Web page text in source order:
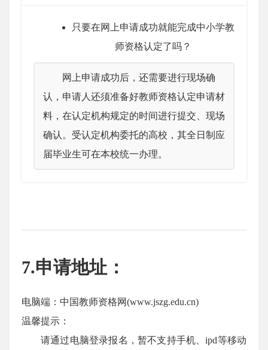
只要在网上申请成功就能完成中小学教
师资格认定了吗？
网上申请成功后，还需要进行现场确
认，申请人还须准备好教师资格认定申请材
料，在认定机构规定的时间进行提交、现场
确认。受认定机构委托的高校，其全日制应
届毕业生可在本校统一办理。
7.申请地址：
电脑端：中国教师资格网(www.jszg.edu.cn)
温馨提示：
请通过电脑登录报名，暂不支持手机、ipd等移动